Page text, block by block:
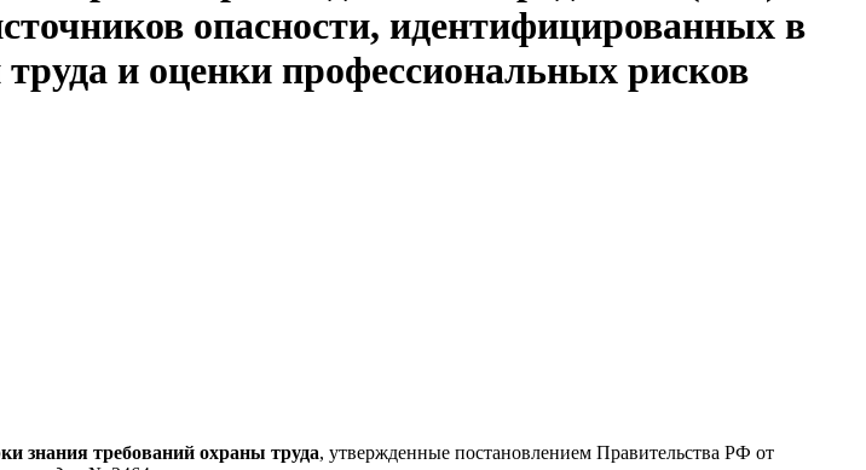
опасности, идентифицированных в
и оценки профессиональных рисков
знания требований охраны труда, утвержденные постановлением Правительства РФ от